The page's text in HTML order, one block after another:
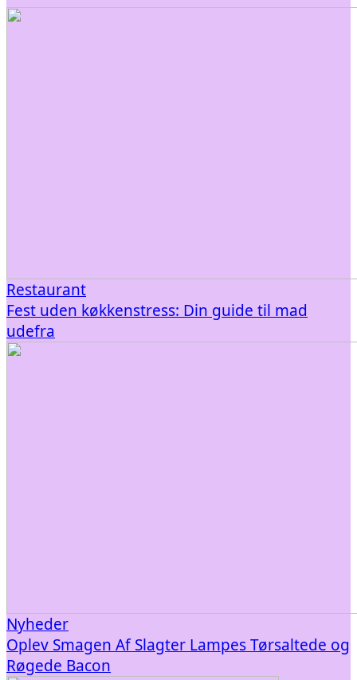
Restaurant
Fest uden køkkenstress: Din guide til mad
udefra
Nyheder
Oplev Smagen Af Slagter Lampes Tørsaltede og
Røgede Bacon